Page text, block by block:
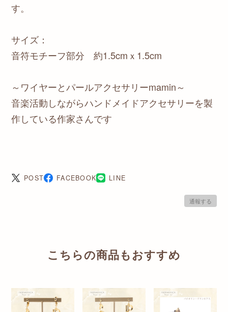
す。
サイズ：
音符モチーフ部分 約1.5cmｘ1.5cm
～ワイヤーとパールアクセサリーmamin～
音楽活動しながらハンドメイドアクセサリーを製
作している作家さんです
POST FACEBOOK LINE
通報する
こちらの商品もおすすめ